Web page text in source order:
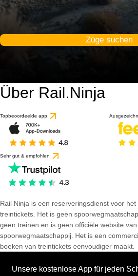
Züge suchen
Über Rail.Ninja
Topbeoordeelde app
Sehr gut & empfohlen
Rail Ninja is een reserveringsdienst voor
treintickets. Het is geen
geen treinen en is geen officiële website
spoorwegmaatschappij. Het is een
boeken van treintickets eenvoudiger maakt.
Unsere kostenlose App für jeden